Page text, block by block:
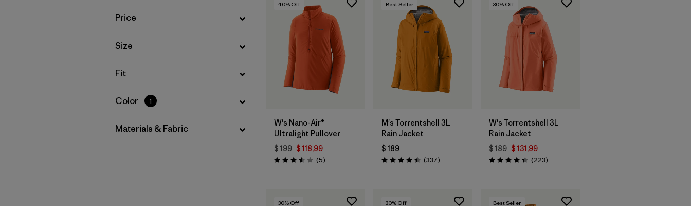
Filtrar por
Price
Filtrar por
Size
Filtrar por
Fit
Filtrar por
Color 1
Filtrar por
Materials & Fabric
40% Off
W's Nano-Air®
Ultralight Pullover
$ 199 $ 118,99
Valoración: 3.6 / 5
(5Comentarios
)
Best Seller
M's Torrentshell 3L
Rain Jacket
$ 189
Valoración: 4.4 / 5
(337Comentarios
)
30% Off
W's Torrentshell 3L
Rain Jacket
$ 189 $ 131,99
Valoración: 4.4 / 5
(223Comentarios
)
30% Off 30% Off Best Seller